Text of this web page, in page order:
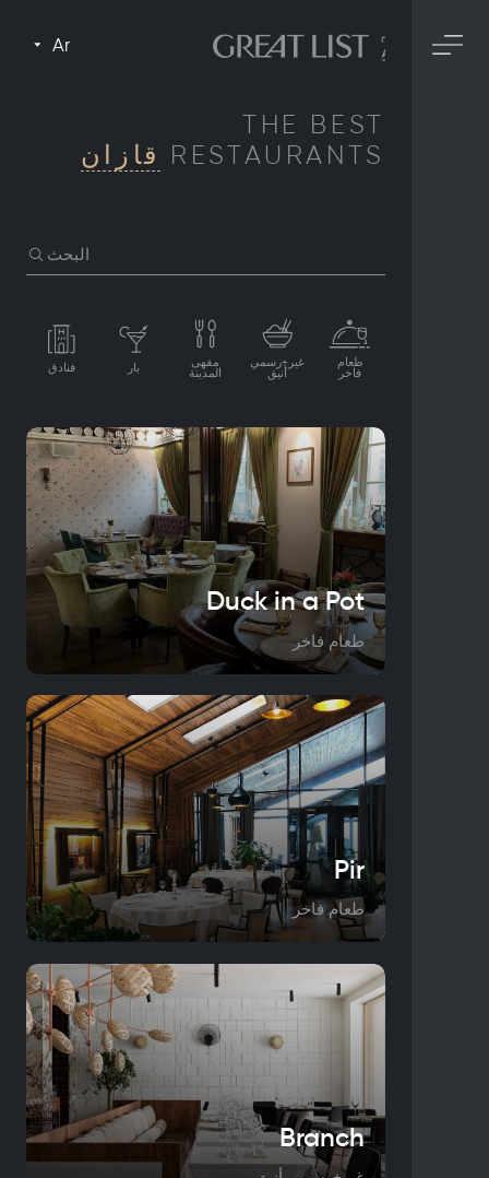
Ar
THE BEST
RESTAURANTS قازان
البحث
طعام
فاخر
غير+رسمي
أنيق
مقهى
المدينة بار فنادق
Duck in a Pot
طعام فاخر
Pir
طعام فاخر
Branch